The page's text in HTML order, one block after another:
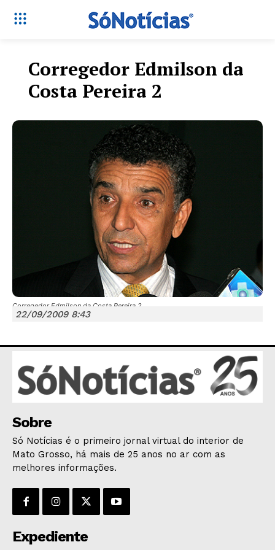
Só Notícias
HOME
POLÍTICA
POLÍCIA
ESPORTES
ECONOMIA
OPINIÃO
GERAL
Corregedor Edmilson da
Costa Pereira 2
Corregedor Edmilson da Costa Pereira 2
22/09/2009 8:43
Sobre
Só Notícias é o primeiro jornal virtual do interior de
Mato Grosso, há mais de 25 anos no ar com as
melhores informações.
Expediente